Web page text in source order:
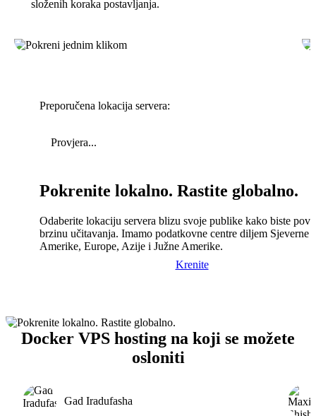
složenih koraka postavljanja.
Preporučena lokacija servera:
Provjera...
Pokrenite lokalno. Rastite globalno.
Odaberite lokaciju servera blizu svoje publike kako biste
brzinu učitavanja. Imamo podatkovne centre diljem Sjeverne
Amerike, Europe, Azije i Južne Amerike.
Krenite
Docker VPS hosting na koji se možete
osloniti
Gad Iradufasha